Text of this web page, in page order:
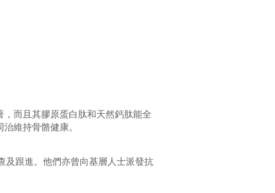
而且其膠原蛋白肽和天然鈣肽能全
維持骨骼健康。
及跟進。他們亦曾向基層人士派發抗